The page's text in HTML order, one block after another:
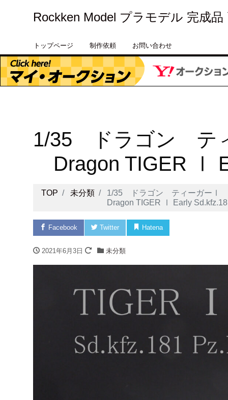
Rockken Model プラモデル 完成品
トップページ 制作依頼 お問い合わせ
1/35 ドラゴン
Dragon TIGER Ⅰ
TOP 未分類
1/35 ドラゴン ティーガー
Dragon TIGER Ⅰ Early
Facebook Twitter Hatena
2021年6月3日 未分類